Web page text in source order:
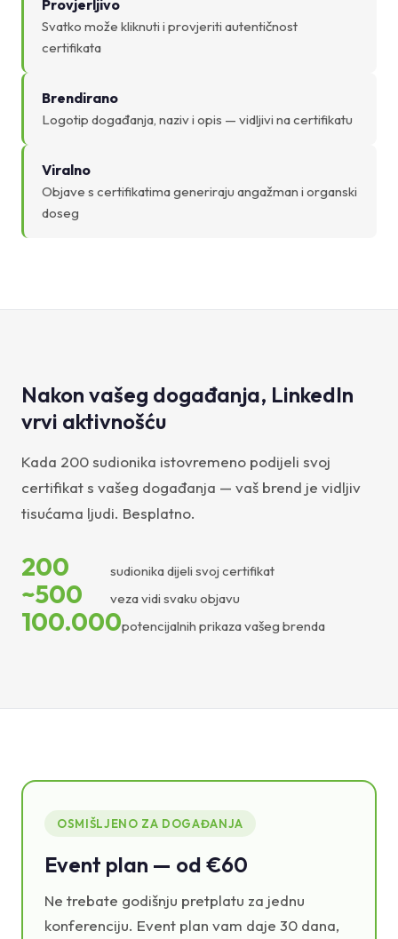
Provjerljivo
Svatko može kliknuti i provjeriti autentičnost
certifikata
Brendirano
Logotip događanja, naziv i opis — vidljivi na certifikatu
Viralno
Objave s certifikatima generiraju angažman i organski
doseg
Nakon vašeg događanja, LinkedIn
vrvi aktivnošću
Kada 200 sudionika istovremeno podijeli svoj
certifikat s vašeg događanja — vaš brend je vidljiv
tisućama ljudi. Besplatno.
200 sudionika dijeli svoj certifikat
~500 veza vidi svaku objavu
100.000potencijalnih prikaza vašeg brenda
OSMIŠLJENO ZA DOGAĐANJA
Event plan — od €60
Ne trebate godišnju pretplatu za jednu
konferenciju. Event plan vam daje 30 dana,